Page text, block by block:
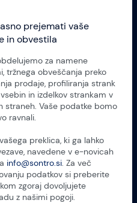
prejemati vaše
in obvestila
za namene
tržnega obveščanja preko
prodaje, profiliranja strank
in izdelkov strankam v
straneh. Vaše podatke bomo
ravnali.
preklica, ki ga lahko
navedene v e-novicah
info@sontro.si. Za več
podatkov si preberite
zgoraj dovoljujete
z našimi pogoji.